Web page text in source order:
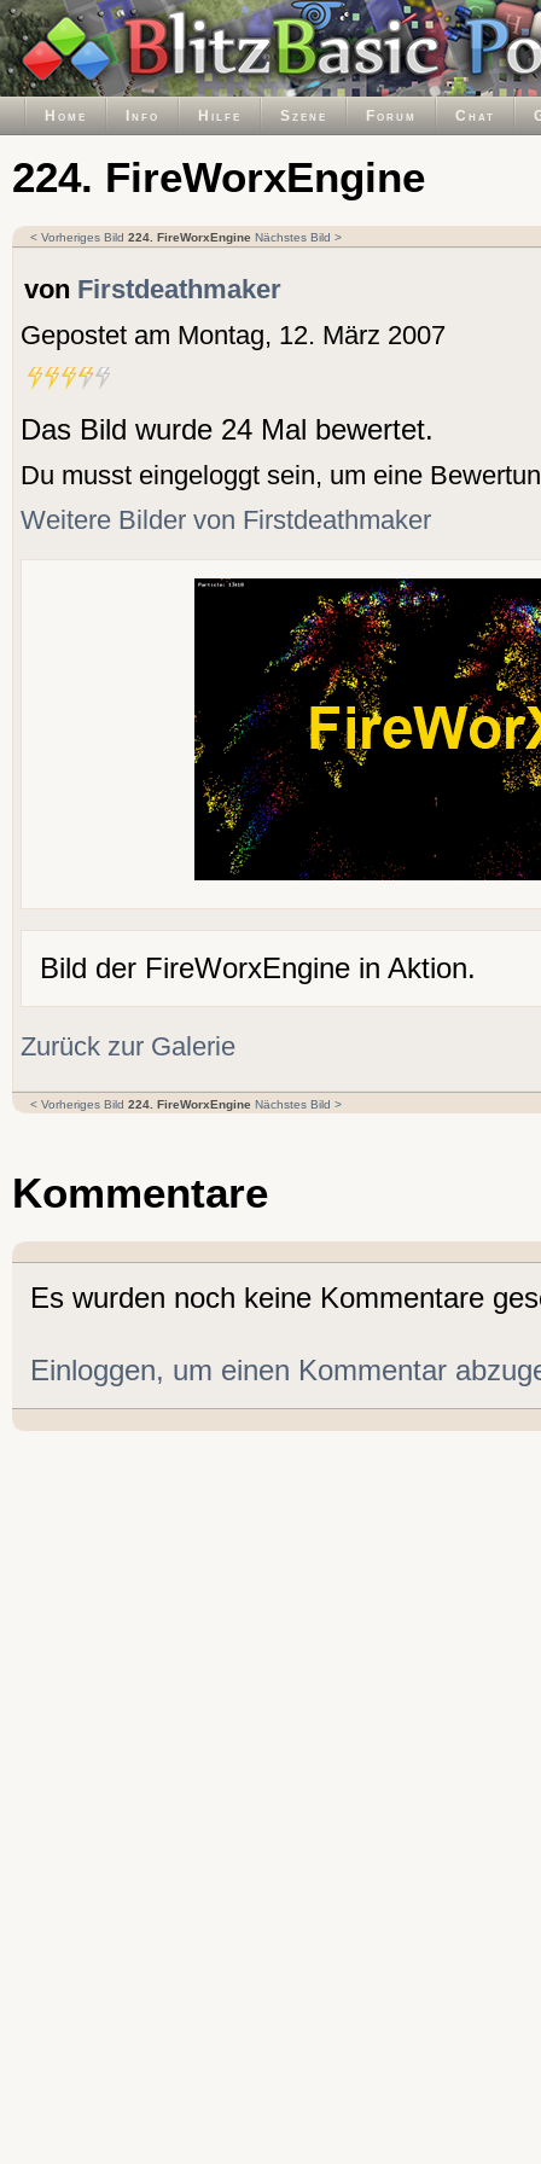
Home Info Hilfe Szene Forum Chat
224. FireWorxEngine
< Vorheriges Bild 224. FireWorxEngine Nächstes Bild >
von Firstdeathmaker
Gepostet am Montag, 12. März 2007
Das Bild wurde 24 Mal bewertet.
Du musst eingeloggt sein, um eine
Weitere Bilder von Firstdeathmaker
Bild der FireWorxEngine in Aktion.
Zurück zur Galerie
< Vorheriges Bild 224. FireWorxEngine Nächstes Bild >
Kommentare
Es wurden noch keine Kommentare
Einloggen, um einen Kommentar